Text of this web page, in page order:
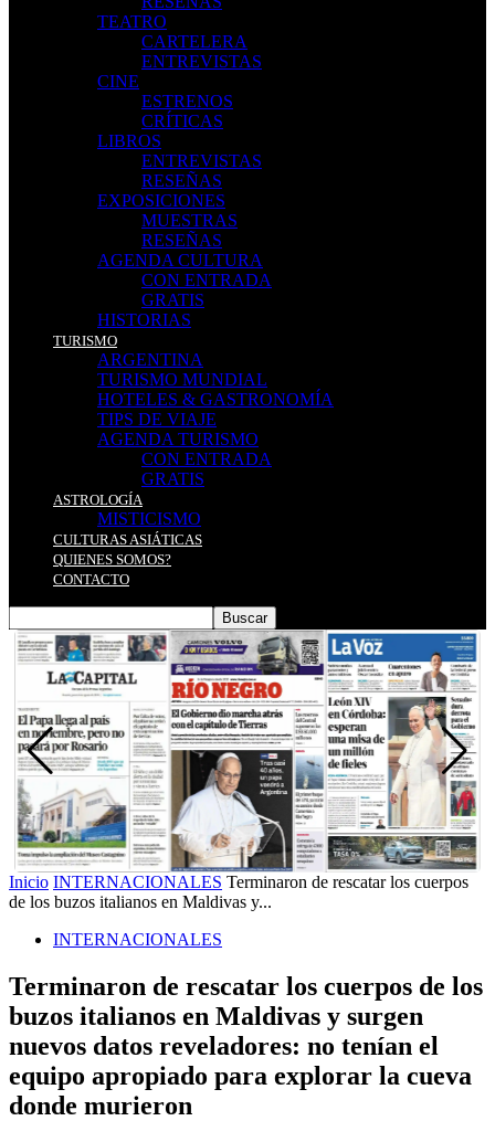
TEATRO
CARTELERA
ENTREVISTAS
CINE
ESTRENOS
CRÍTICAS
LIBROS
ENTREVISTAS
RESEÑAS
EXPOSICIONES
MUESTRAS
RESEÑAS
AGENDA CULTURA
CON ENTRADA
GRATIS
HISTORIAS
TURISMO
ARGENTINA
TURISMO MUNDIAL
HOTELES & GASTRONOMÍA
TIPS DE VIAJE
AGENDA TURISMO
CON ENTRADA
GRATIS
ASTROLOGÍA
MISTICISMO
CULTURAS ASIÁTICAS
QUIENES SOMOS?
CONTACTO
Inicio INTERNACIONALES Terminaron de rescatar los cuerpos
de los buzos italianos en Maldivas y...
INTERNACIONALES
Terminaron de rescatar los cuerpos de los
buzos italianos en Maldivas y surgen
nuevos datos reveladores: no tenían el
equipo apropiado para explorar la cueva
donde murieron